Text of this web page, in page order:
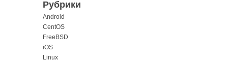
Рубрики
Android
CentOS
FreeBSD
iOS
Linux